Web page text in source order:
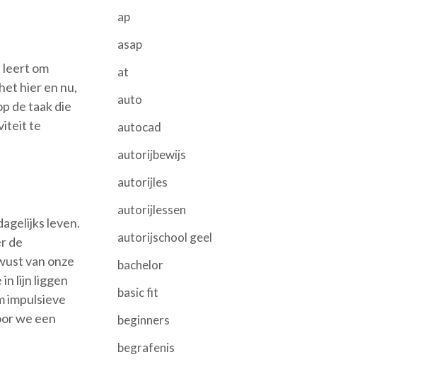
om
hier en nu,
de taak die
te
leven.
de
van onze
lijn liggen
impulsieve
we een
ap
asap
at
auto
autocad
autorijbewijs
autorijles
autorijlessen
autorijschool geel
bachelor
basic fit
beginners
begrafenis